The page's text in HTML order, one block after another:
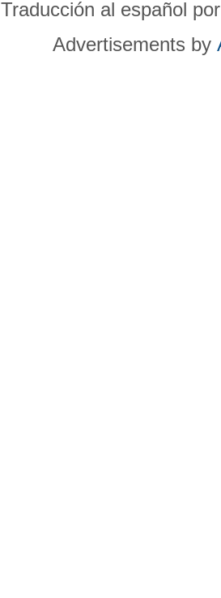
Traducción al español
Advertisements by